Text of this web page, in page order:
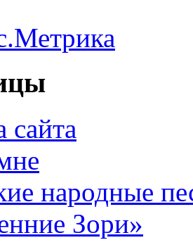
сайта
народные
Зори»